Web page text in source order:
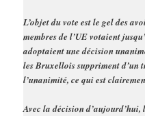
L’objet du vote est le gel des
membres de l’UE votaient
adoptaient une décision
les Bruxellois suppriment d’un
l’unanimité, ce qui est
Avec la décision